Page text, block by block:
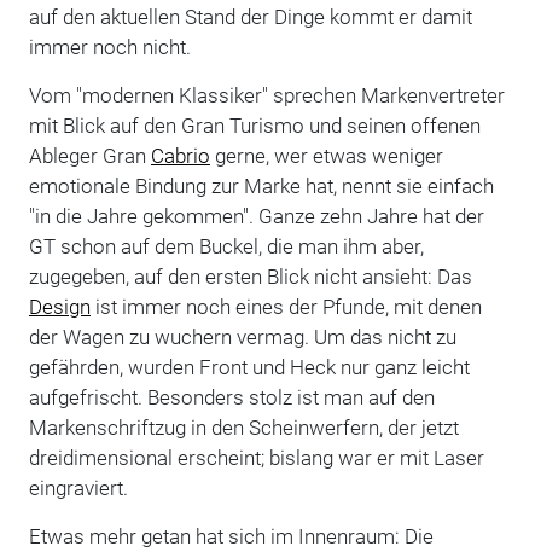
auf den aktuellen Stand der Dinge kommt er damit
immer noch nicht.
Vom "modernen Klassiker" sprechen Markenvertreter
mit Blick auf den Gran Turismo und seinen offenen
Ableger Gran Cabrio gerne, wer etwas weniger
emotionale Bindung zur Marke hat, nennt sie einfach
"in die Jahre gekommen". Ganze zehn Jahre hat der
GT schon auf dem Buckel, die man ihm aber,
zugegeben, auf den ersten Blick nicht ansieht: Das
Design ist immer noch eines der Pfunde, mit denen
der Wagen zu wuchern vermag. Um das nicht zu
gefährden, wurden Front und Heck nur ganz leicht
aufgefrischt. Besonders stolz ist man auf den
Markenschriftzug in den Scheinwerfern, der jetzt
dreidimensional erscheint; bislang war er mit Laser
eingraviert.
Etwas mehr getan hat sich im Innenraum: Die